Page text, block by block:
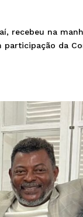
recebeu na
participação da